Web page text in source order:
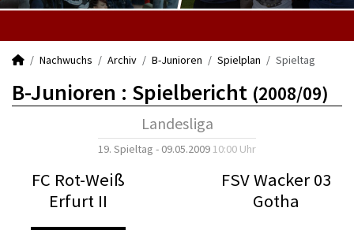
Nachwuchs Archiv B-Junioren Spielplan Spieltag
B-Junioren : Spielbericht (2008/09)
Landesliga
19. Spieltag - 09.05.2009 10:00 Uhr
FC Rot-Weiß
Erfurt II
FSV Wacker 03
Gotha